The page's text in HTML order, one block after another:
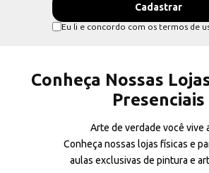
Eu li e concordo com os termos de
Conheça Nossas
Presenciais
Arte de verdade você vive
Conheça nossas lojas físicas e
aulas exclusivas de pintura e